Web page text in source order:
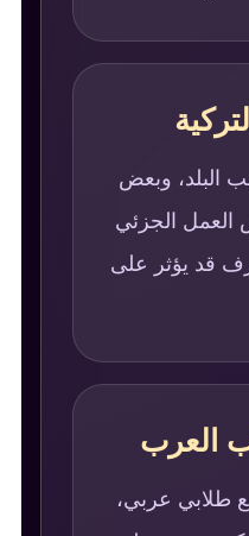
البلد، وبعض
العمل الجزئي
قد يؤثر على
العرب
طلابي عربي،